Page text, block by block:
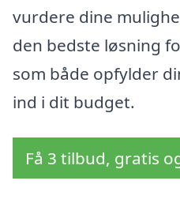
vurdere dine
den bedste løsning
som både opfylder
ind i dit budget.
Få 3 tilbud, gratis